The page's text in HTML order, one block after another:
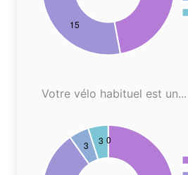
Votre vélo habituel est un...